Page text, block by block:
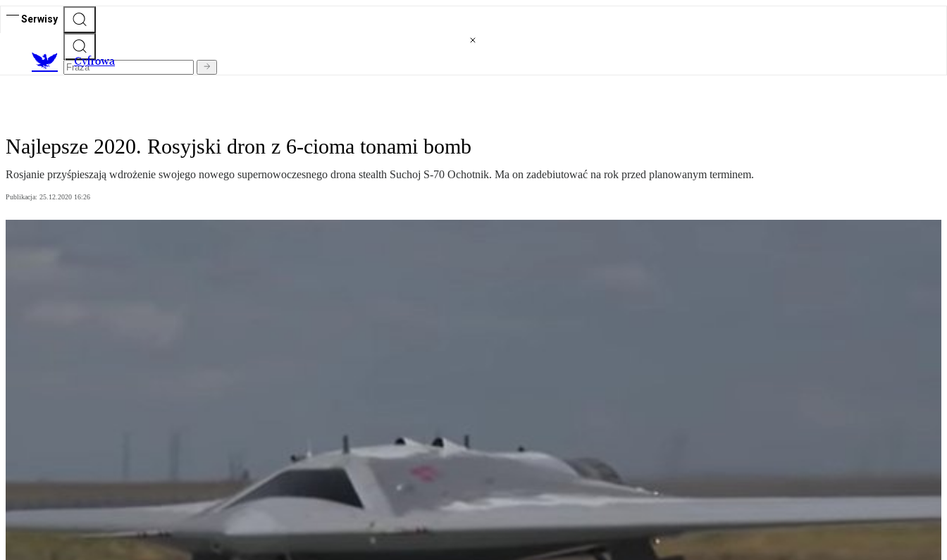
Serwisy
Cyfrowa
Najlepsze 2020. Rosyjski dron z 6-cioma tonami bomb
Rosjanie przyśpieszają wdrożenie swojego nowego supernowoczesnego drona stealth Suchoj S-70 Ochotnik. Ma on zadebiutować na rok przed planowanym terminem.
Publikacja: 25.12.2020 16:26